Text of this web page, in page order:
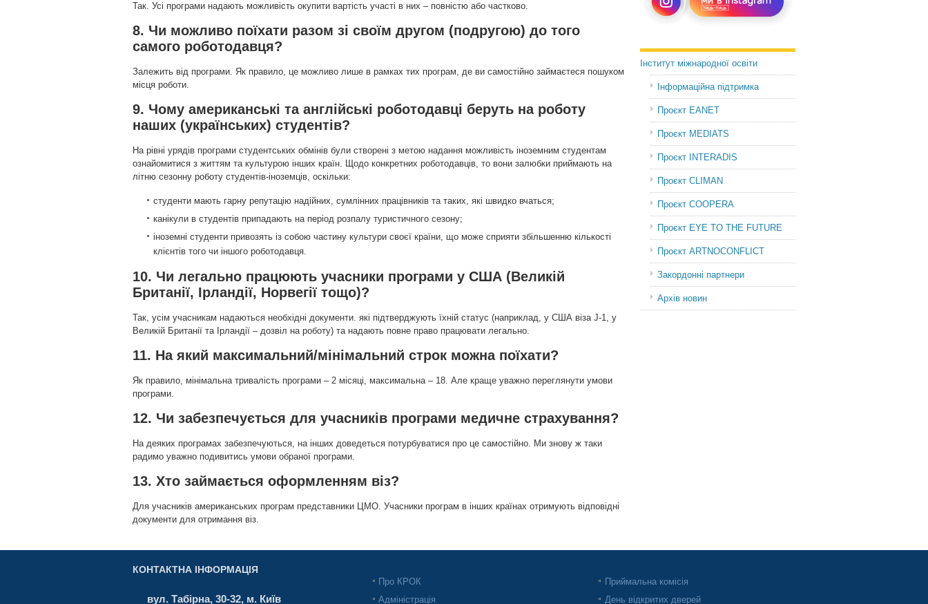
Так. Усі програми надають можливість окупити вартість участі в них – повністю або частково.
8. Чи можливо поїхати разом зі своїм другом (подругою) до того
самого роботодавця?
Залежить від програми. Як правило, це можливо лише в рамках тих програм, де ви самостійно займаєтеся пошуком
місця роботи.
9. Чому американські та англійські роботодавці беруть на роботу
наших (українських) студентів?
На рівні урядів програми студентських обмінів були створені з метою надання можливість іноземним студентам
ознайомитися з життям та культурою інших країн. Щодо конкретних роботодавців, то вони залюбки приймають на
літню сезонну роботу студентів-іноземців, оскільки:
студенти мають гарну репутацію надійних, сумлінних працівників та таких, які швидко вчаться;
канікули в студентів припадають на період розпалу туристичного сезону;
іноземні студенти привозять із собою частину культури своєї країни, що може сприяти збільшенню кількості
клієнтів того чи іншого роботодавця.
10. Чи легально працюють учасники програми у США (Великій
Британії, Ірландії, Норвегії тощо)?
Так, усім учасникам надаються необхідні документи. які підтверджують їхній статус (наприклад, у США віза J-1, у
Великій Британії та Ірландії – дозвіл на роботу) та надають повне право працювати легально.
11. На який максимальний/мінімальний строк можна поїхати?
Як правило, мінімальна тривалість програми – 2 місяці, максимальна – 18. Але краще уважно переглянути умови
програми.
12. Чи забезпечується для учасників програми медичне страхування?
На деяких програмах забезпечуються, на інших доведеться потурбуватися про це самостійно. Ми знову ж таки
радимо уважно подивитись умови обраної програми.
13. Хто займається оформленням віз?
Для учасників американських програм представники ЦМО. Учасники програм в інших країнах отримують відповідні
документи для отримання віз.
Інститут міжнародної освіти
Інформаційна підтримка
Проєкт EANET
Проєкт MEDIATS
Проєкт INTERADIS
Проєкт CLIMAN
Проєкт COOPERA
Проєкт EYE TO THE FUTURE
Проєкт ARTNOCONFLICT
Закордонні партнери
Архів новин
КОНТАКТНА ІНФОРМАЦІЯ
вул. Табірна, 30-32, м. Київ
Про КРОК
Адміністрація
Приймальна комісія
День відкритих дверей